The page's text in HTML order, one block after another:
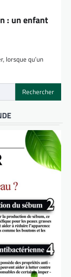
: un enfant
lorsque qu’un